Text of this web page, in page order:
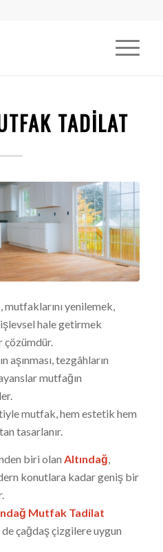
TADILAT
, mutfaklarını yenilemek,
hale getirmek
çözümdür.
aşınması, tezgâhların
mutfağın
mutfak, hem estetik hem
tasarlanır.
biri olan Altındağ,
konutlara kadar geniş bir
Mutfak Tadilat
çağdaş çizgilere uygun